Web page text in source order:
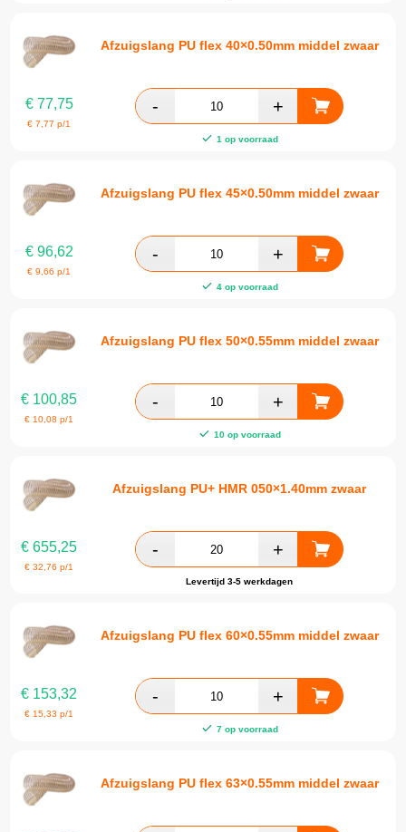
Afzuigslang PU flex 40×0.50mm middel zwaar
€77,75
€7,77 p/1
1 op voorraad
Afzuigslang PU flex 45×0.50mm middel zwaar
€96,62
€9,66 p/1
4 op voorraad
Afzuigslang PU flex 50×0.55mm middel zwaar
€ 100,85
€ 10,08 p/1
10 op voorraad
Afzuigslang PU+ HMR 050×1.40mm zwaar
€ 655,25
€32,76 p/1
Levertijd 3-5 werkdagen
Afzuigslang PU flex 60×0.55mm middel zwaar
€ 153,32
€ 15,33 p/1
7 op voorraad
Afzuigslang PU flex 63×0.55mm middel zwaar